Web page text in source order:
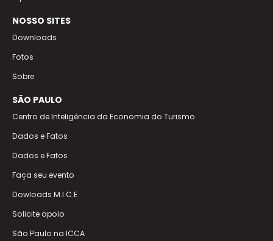
NOSSO SITES
Downloads
Fotos
Sobre
SÃO PAULO
Centro de Inteligência da Economia do Turismo
Dados e Fatos
Dados e Fatos
Faça seu evento
Dowloads M.I.C.E
Solicite apoio
São Paulo na ICCA